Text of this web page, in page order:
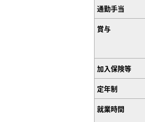
通勤手当
賞与
加入保険等
定年制
就業時間